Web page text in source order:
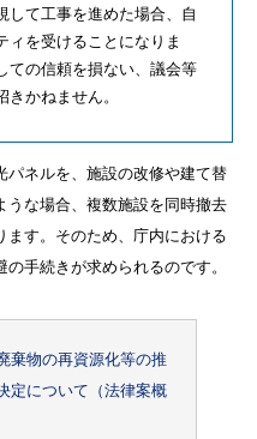
して工事を進めた場合、自
ィを受けることになりま
ての信頼を損ない、議会等
かねません。
パネルを、施設の改修や建て替
うな場合、複数施設を同時撤去
す。そのため、庁内における
手続きが求められるのです。
棄物の再資源化等の推
定について（法律案概